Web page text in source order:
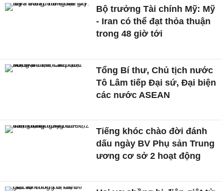
Bộ trưởng Tài chính Mỹ: Mỹ
- Iran có thể đạt thỏa thuận
trong 48 giờ tới
Tổng Bí thư, Chủ tịch nước
Tô Lâm tiếp Đại sứ, Đại biện
các nước ASEAN
Tiếng khóc chào đời đánh
dấu ngày BV Phụ sản Trung
ương cơ sở 2 hoạt động